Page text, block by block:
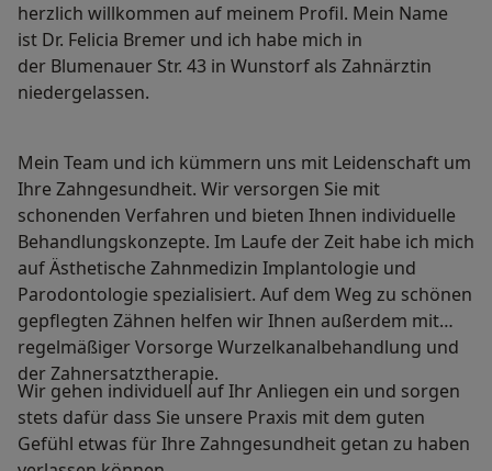
herzlich willkommen auf meinem Profil. Mein Name
ist Dr. Felicia Bremer und ich habe mich in
der Blumenauer Str. 43 in Wunstorf als Zahnärztin
niedergelassen.
Mein Team und ich kümmern uns mit Leidenschaft um
Ihre Zahngesundheit. Wir versorgen Sie mit
schonenden Verfahren und bieten Ihnen individuelle
Behandlungskonzepte. Im Laufe der Zeit habe ich mich
auf Ästhetische Zahnmedizin Implantologie und
Parodontologie spezialisiert. Auf dem Weg zu schönen
gepflegten Zähnen helfen wir Ihnen außerdem mit
regelmäßiger Vorsorge Wurzelkanalbehandlung und
der Zahnersatztherapie.
Wir gehen individuell auf Ihr Anliegen ein und sorgen
stets dafür dass Sie unsere Praxis mit dem guten
Gefühl etwas für Ihre Zahngesundheit getan zu haben